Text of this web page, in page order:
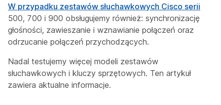
W przypadku zestawów słuchawkowych Cisco serii
500, 700 i 900 obsługujemy również: synchronizację
głośności, zawieszanie i wznawianie połączeń oraz
odrzucanie połączeń przychodzących.
Nadal testujemy więcej modeli zestawów
słuchawkowych i kluczy sprzętowych. Ten artykuł
zawiera aktualne informacje.